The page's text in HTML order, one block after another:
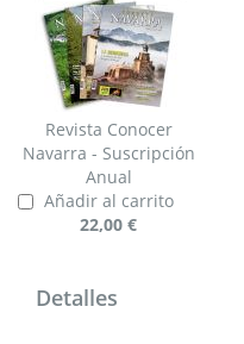
Detalles
Revista Conocer
Navarra - Suscripción
Anual
22,00 €
Añadir al carrito